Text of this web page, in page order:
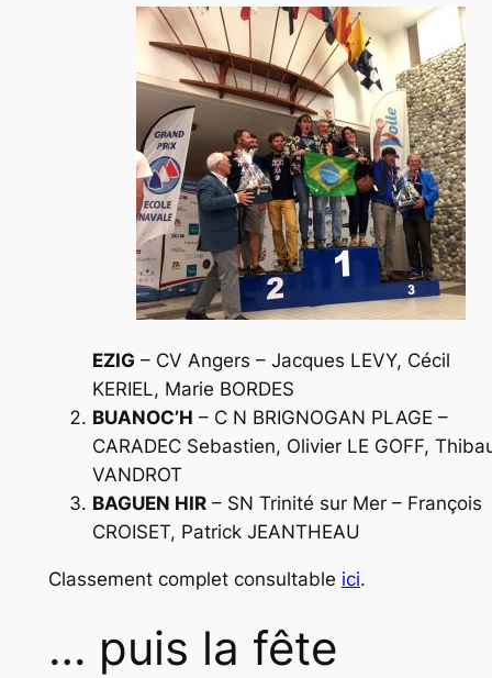
EZIG – CV Angers – Jacques LEVY, Cécil
KERIEL, Marie BORDES
BUANOC’H – C N BRIGNOGAN PLAGE –
CARADEC Sebastien, Olivier LE GOFF,
VANDROT
BAGUEN HIR– SN Trinité sur Mer – François
CROISET, Patrick JEANTHEAU
Classement complet consultable ici.
… puis la fête